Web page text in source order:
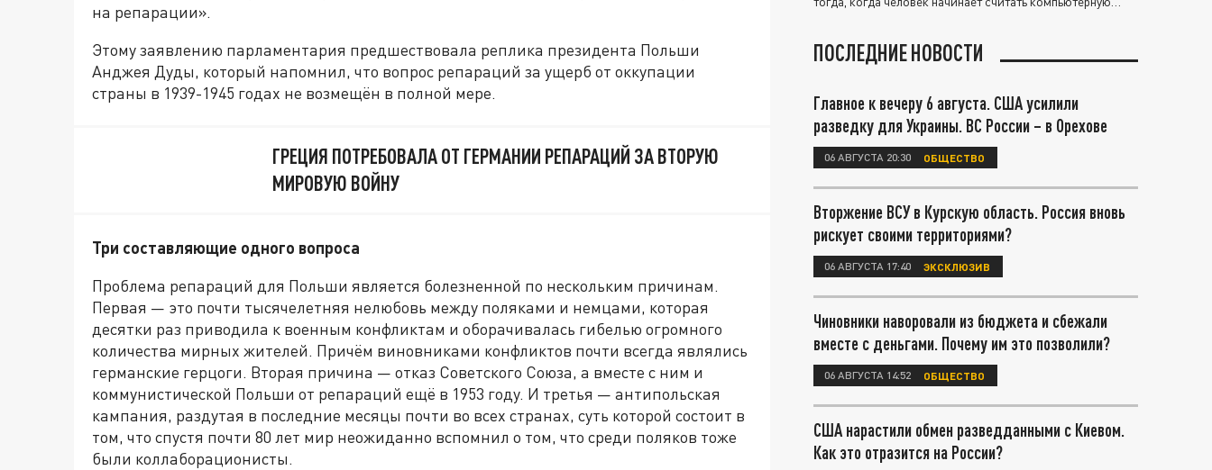
на репарации».
Этому заявлению парламентария предшествовала реплика президента Польши
Анджея Дуды, который напомнил, что вопрос репараций за ущерб от оккупации
страны в 1939-1945 годах не возмещён в полной мере.
ГРЕЦИЯ ПОТРЕБОВАЛА ОТ ГЕРМАНИИ РЕПАРАЦИЙ ЗА ВТОРУЮ
МИРОВУЮ ВОЙНУ
Три составляющие одного вопроса
Проблема репараций для Польши является болезненной по нескольким причинам.
Первая — это почти тысячелетняя нелюбовь между поляками и немцами, которая
десятки раз приводила к военным конфликтам и оборачивалась гибелью огромного
количества мирных жителей. Причём виновниками конфликтов почти всегда являлись
германские герцоги. Вторая причина — отказ Советского Союза, а вместе с ним и
коммунистической Польши от репараций ещё в 1953 году. И третья — антипольская
кампания, раздутая в последние месяцы почти во всех странах, суть которой состоит в
том, что спустя почти 80 лет мир неожиданно вспомнил о том, что среди поляков тоже
были коллаборационисты.
ПОСЛЕДНИЕ НОВОСТИ
Главное к вечеру 6 августа. США усилили
разведку для Украины. ВС России – в Орехове
06 АВГУСТА 20:30 ОБЩЕСТВО
Вторжение ВСУ в Курскую область. Россия вновь
рискует своими территориями?
06 АВГУСТА 17:40 ЭКСКЛЮЗИВ
Чиновники наворовали из бюджета и сбежали
вместе с деньгами. Почему им это позволили?
06 АВГУСТА 14:52 ОБЩЕСТВО
США нарастили обмен разведданными с Киевом.
Как это отразится на России?